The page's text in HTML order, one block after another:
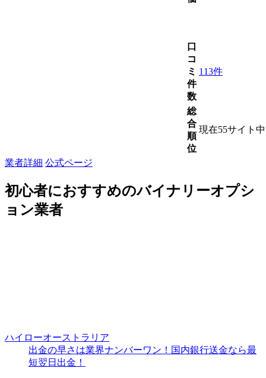
口
コ
ミ
件
数
113件
総
合
順
位
現在55サイト
業者詳細 公式ページ
初心者におすすめのバイナリーオプシ
ョン業者
ハイローオーストラリア
出金の早さは業界ナンバーワン！国内銀行送金なら最
短翌日出金！